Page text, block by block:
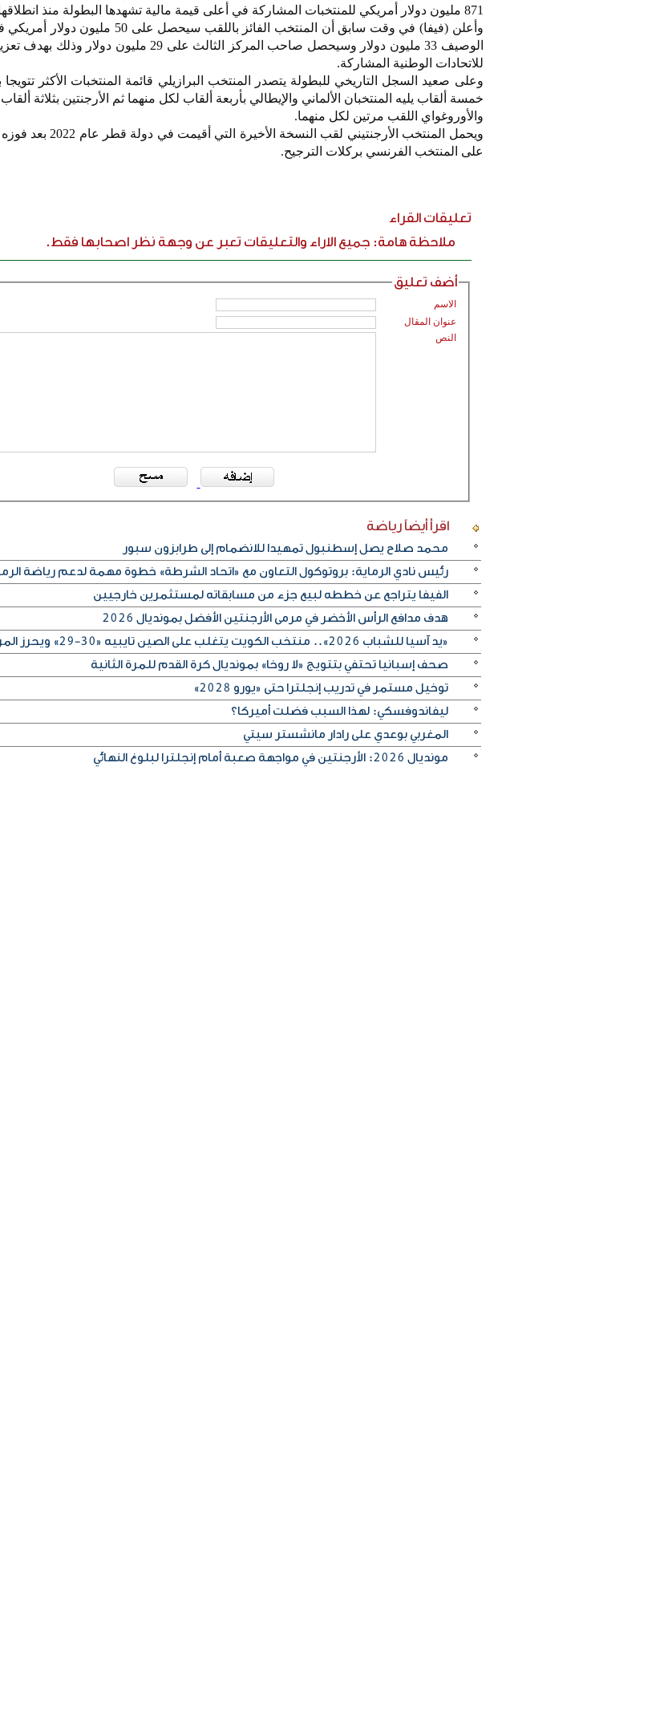
871 مليون دولار أمريكي للمنتخبات المشاركة في أعلى قيمة مالية تشهدها البطولة منذ انطلاقها.
وأعلن (فيفا) في وقت سابق أن المنتخب الفائز باللقب
الوصيف 33 مليون دولار وسيحصل صاحب المركز الثالث على 29
للاتحادات الوطنية المشاركة.
وعلى صعيد السجل التاريخي للبطولة يتصدر المنتخب البرازيلي قائمة المنتخبات الأكثر
خمسة ألقاب يليه المنتخبان الألماني والإيطالي بأربعة ألقاب لكل منهما ثم الأرجنتين بثلاثة
والأوروغواي اللقب مرتين لكل منهما.
ويحمل المنتخب الأرجنتيني لقب
على المنتخب الفرنسي بركلات الترجيح.
تعليقات القراء
ملاحظة هامة: جميع الاراء والتعليقات تعبر عن وجهة نظر اصحابها فقط.
أضف تعليق
الاسم
عنوان المقال
النص
اقرأ أيضاًرياضة
محمد صلاح يصل إسطنبول تمهيدا للانضمام إلى طرابزون سبور
رئيس نادي الرماية: بروتوكول التعاون مع «اتحاد الشرطة» خطوة مهمة لدعم رياضة
الفيفا يتراجع عن خططه لبيع جزء من مسابقاته لمستثمرين خارجيين
هدف مدافع الرأس الأخضر في مرمى الأرجنتين الأفضل بمونديال 2026
«يد آسيا للشباب 2026».. منتخب الكويت يتغلب على الصين تايبيه «30-29» ويحرز المركز الخامس
صحف إسبانيا تحتفي بتتويج «لا روخا» بمونديال كرة القدم للمرة الثانية
توخيل مستمر في تدريب إنجلترا حتى «يورو 2028»
ليفاندوفسكي: لهذا السبب فضلت أميركا؟
المغربي بوعدي على رادار مانشستر سيتي
مونديال 2026: الأرجنتين في مواجهة صعبة أمام إنجلترا لبلوغ النهائي